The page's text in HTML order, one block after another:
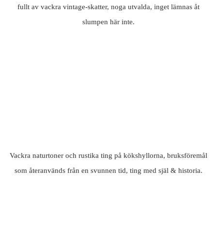
fullt av vackra vintage-skatter, noga utvalda, inget lämnas åt
slumpen här inte.
Vackra naturtoner och rustika ting på kökshyllorna, bruksföremål
som återanvänds från en svunnen tid, ting med själ & historia.